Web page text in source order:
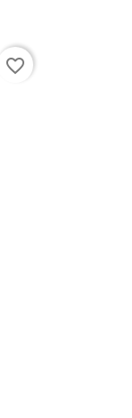
favorite_border